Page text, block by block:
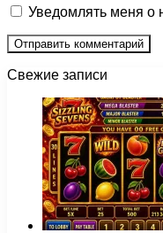
Уведомлять меня о
Свежие записи